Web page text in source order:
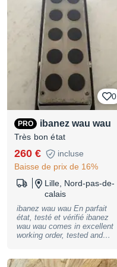
0
PRO ibanez wau wau
Très bon état
260 €
incluse
Baisse de prix de 16%
Lille, Nord-pas-de-
calais
ibanez wau wau En parfait
état, testé et vérifié ibanez
wau wau comes in excellent
working order, tested and